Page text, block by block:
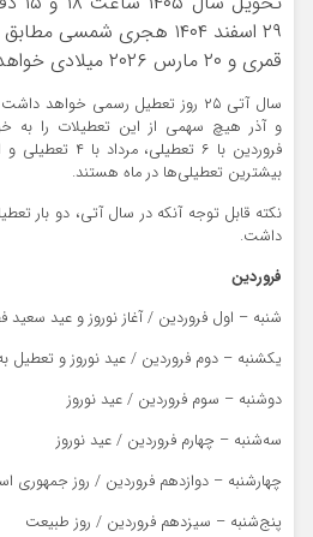
قمری و ۲۰ مارس ۲۰۲۶ میلادی خواهد بود.
سال آتی ۲۵ روز تعطیل رسمی خواهد
و آذر هیچ سهمی از این تعطیلات را به
بیشترین تعطیلی‌ها در ماه هستند.
نکته قابل توجه آنکه در سال آتی، دو بار
داشت.
فروردین
شنبه – اول فروردین / آغاز نوروز و عید سعید
یکشنبه – دوم فروردین / عید نوروز و تعطیل
دوشنبه – سوم فروردین / عید نوروز
سه‌شنبه – چهارم فروردین / عید نوروز
چهارشنبه – دوازدهم فروردین / روز جمهوری
پنج‌شنبه – سیزدهم فروردین / روز طبیعت